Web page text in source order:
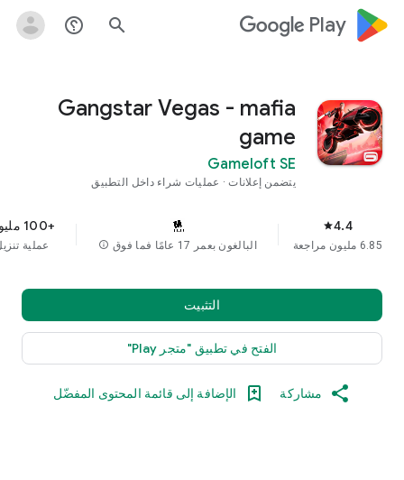
google_logo Play
search
help_outline
Gangstar Vegas - mafia
game
Gameloft SE
يتضمن إعلانات عمليات شراء داخل التطبيق
4.4
star
6.85 مليون مراجعة البالغون بعمر 17 عامًا فما فوق info
+100 مليون
عملية
التثبيت
الفتح في تطبيق "متجر Play"
مشاركة الإضافة إلى قائمة المحتوى المفضّل